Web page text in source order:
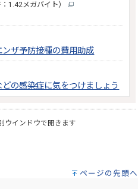
：1.42メガバイト）
ザ予防接種の費用助成
どの感染症に気をつけましょう
ウインドウで開きます
ページの先頭へ